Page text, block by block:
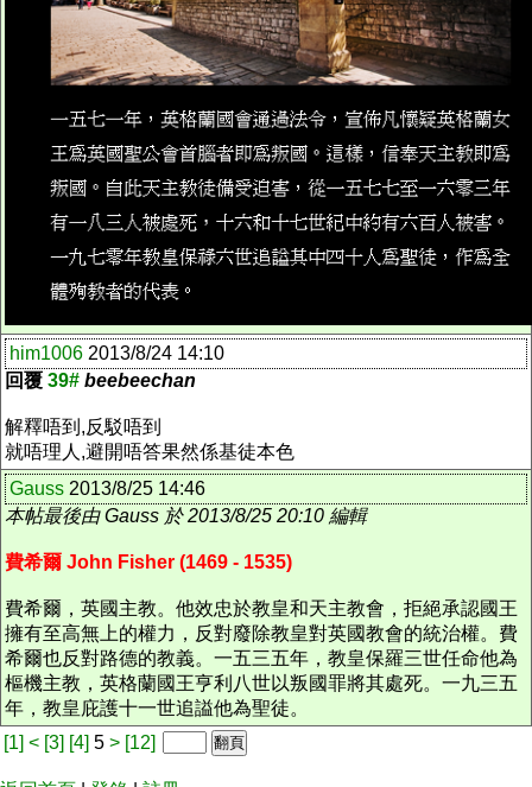
him1006 2013/8/24 14:10
回覆 39# beebeechan
解釋唔到,反駁唔到
就唔理人,避開唔答果然係基徒本色
Gauss 2013/8/25 14:46
本帖最後由 Gauss 於 2013/8/25 20:10 編輯
費希爾 John Fisher (1469 - 1535)
費希爾，英國主教。他效忠於教皇和天主教會，拒絕承認國王
擁有至高無上的權力，反對廢除教皇對英國教會的統治權。費
希爾也反對路德的教義。一五三五年，教皇保羅三世任命他為
樞機主教，英格蘭國王亨利八世以叛國罪將其處死。一九三五
年，教皇庇護十一世追謚他為聖徒。
[1] < [3] [4] 5 > [12]